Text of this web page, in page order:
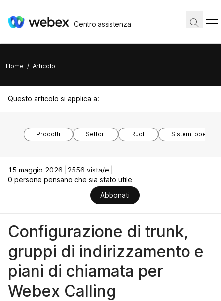
Centro assistenza
Home / Articolo
Questo articolo si applica a:
Prodotti Settori Ruoli Sistemi operativi
15 maggio 2026 |
2556 vista/e |
0 persone pensano che sia stato utile
Abbonati
Configurazione di trunk,
gruppi di indirizzamento e
piani di chiamata per
Webex Calling